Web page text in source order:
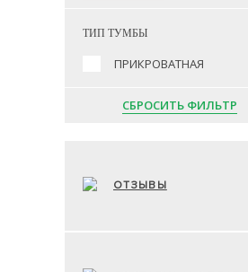
ТИП ТУМБЫ
ПРИКРОВАТНАЯ
СБРОСИТЬ ФИЛЬТР
ОТЗЫВЫ